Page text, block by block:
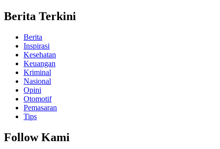
Berita Terkini
Berita
Inspirasi
Kesehatan
Keuangan
Kriminal
Nasional
Opini
Otomotif
Pemasaran
Tips
Follow Kami